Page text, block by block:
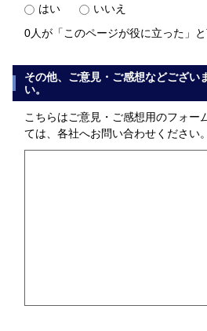
はい
いいえ
0人が「このページが役に立った」と
その他、ご意見・ご感想などござい
い。
こちらはご意見・ご感想用のフォー
ては、各社へお問い合わせください。